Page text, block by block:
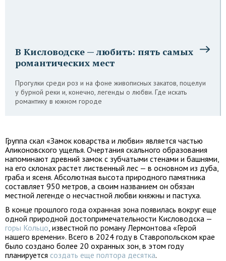
В Кисловодске — любить: пять самых
романтических мест
Прогулки среди роз и на фоне живописных закатов, поцелуи
у бурной реки и, конечно, легенды о любви. Где искать
романтику в южном городе
Группа скал «Замок коварства и любви» является частью
Аликоновского ущелья. Очертания скального образования
напоминают древний замок с зубчатыми стенами и башнями,
на его склонах растет лиственный лес — в основном из дуба,
граба и ясеня. Абсолютная высота природного памятника
составляет 950 метров, а своим названием он обязан
местной легенде о несчастной любви княжны и пастуха.
В конце прошлого года охранная зона появилась вокруг еще
одной природной достопримечательности Кисловодска —
горы Кольцо, известной по роману Лермонтова «Герой
нашего времени». Всего в 2024 году в Ставропольском крае
было создано более 20 охранных зон, в этом году
планируется создать еще полтора десятка.